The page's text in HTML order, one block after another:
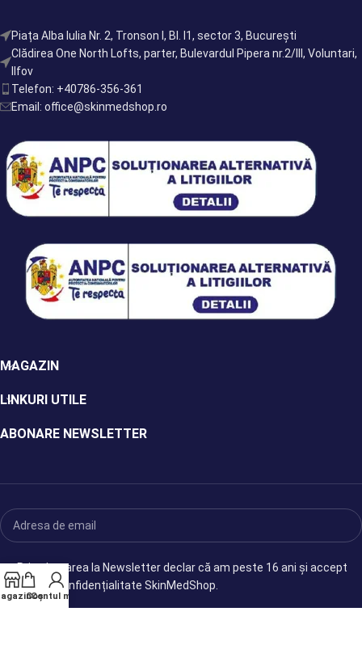
Piața Alba Iulia Nr. 2, Tronson I, Bl. I1, sector 3, București
Clădirea One North Lofts, parter, Bulevardul Pipera nr.2/III, Voluntari,
Ilfov
Telefon: +40786-356-361
Email: office@skinmedshop.ro
MAGAZIN
LINKURI UTILE
ABONARE NEWSLETTER
Prin abonarea la Newsletter declar că am peste 16 ani și accept
politica de confidențialitate SkinMedShop.
Coș
Contul meu